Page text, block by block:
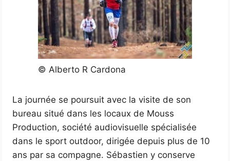
© Alberto R Cardona
La journée se poursuit avec la visite de son
bureau situé dans les locaux de Mouss
Production, société audiovisuelle spécialisée
dans le sport outdoor, dirigée depuis plus de 10
ans par sa compagne. Sébastien y conserve